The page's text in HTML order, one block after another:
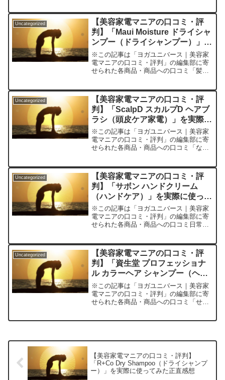
叶える理想のヘアスタイル体験朝起きて
鏡を見るたびに「な...
Uncategorized
【美容家電マニアの口コミ・評
判】「Maui Moisture ドライシャ
ンプー（ドライシャンプー）」を
実際に使ってみた正直感想
※この記事は「ヨガユニバース｜美容家
電マニアの口コミ・評判」の編集部に寄
せられた各商品・商品への口コミ「髪が
い」「自然派ドライシャンプーって実際
どう？」ーーそんな毎日の“...
Uncategorized
【美容家電マニアの口コミ・評
判】「ScalpD スカルプD ヘアブ
ラシ（頭皮ケア家電）」を実際に
使ってみた正直感想
※この記事は「ヨガユニバース｜美容家
電マニアの口コミ・評判」の編集部に寄
せられた各商品・商品への口コミ「なん
る新常識毎日のヘアケア、どんどん自己
流になっていませんか？あ...
Uncategorized
【美容家電マニアの口コミ・評
判】「サボン ハンドクリーム
（ハンドケア）」を実際に使って
みた正直感想
※この記事は「ヨガユニバース｜美容家
電マニアの口コミ・評判」の編集部に寄
せられた各商品・商品への口コミ日常の
ドラッグストアのハンドクリームでは香
りが物足りないし、ベタつ...
Uncategorized
【美容家電マニアの口コミ・評
判】「資生堂 プロフェッショナ
ル カラーヘア シャンプー（ヘア
カラーケア）」を実際に使ってみ
た正直感想
※この記事は「ヨガユニバース｜美容家
電マニアの口コミ・評判」の編集部に寄
せられた各商品・商品への口コミ「せっ
【美容家電マニアの口コミ・評判】
「R+Co Dry Shampoo（ドライシャンプ
ー）」を実際に使ってみた正直感想